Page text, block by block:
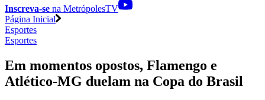
Inscreva-se na MetrópolesTV
Página Inicial
Esportes
Esportes
Em momentos opostos, Flamengo e
Atlético-MG duelam na Copa do Brasil